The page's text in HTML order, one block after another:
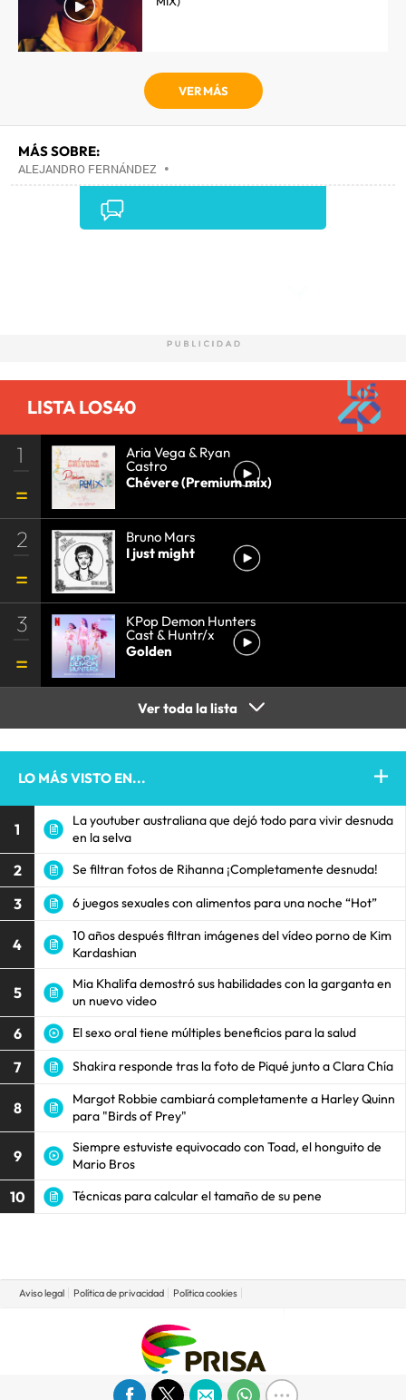
VER MÁS
MÁS SOBRE:
ALEJANDRO FERNÁNDEZ •
LISTA LOS40
1 Aria Vega & Ryan
Castro
Chévere (Premium mix)
2
Bruno Mars
I just might
3 KPop Demon Hunters
Cast & Huntr/x
Golden
Ver toda la lista
LO MÁS VISTO EN...
1
La youtuber australiana que dejó todo para vivir desnuda
en la selva
2 Se filtran fotos de Rihanna ¡Completamente desnuda!
3 6 juegos sexuales con alimentos para una noche “Hot”
4
10 años después filtran imágenes del vídeo porno de Kim
Kardashian
5
Mia Khalifa demostró sus habilidades con la garganta en
un nuevo video
6 El sexo oral tiene múltiples beneficios para la salud
7 Shakira responde tras la foto de Piqué junto a Clara Chía
8
Margot Robbie cambiará completamente a Harley Quinn
para "Birds of Prey"
9
Siempre estuviste equivocado con Toad, el honguito de
Mario Bros
10 Técnicas para calcular el tamaño de su pene
Aviso legal Política de privacidad Política cookies